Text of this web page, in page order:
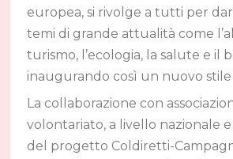
europea, si rivolge a tutti per
temi di grande attualità come
turismo, l’ecologia, la salute e il
inaugurando così un nuovo stile
La collaborazione con
volontariato, a livello nazionale
del progetto Coldiretti-